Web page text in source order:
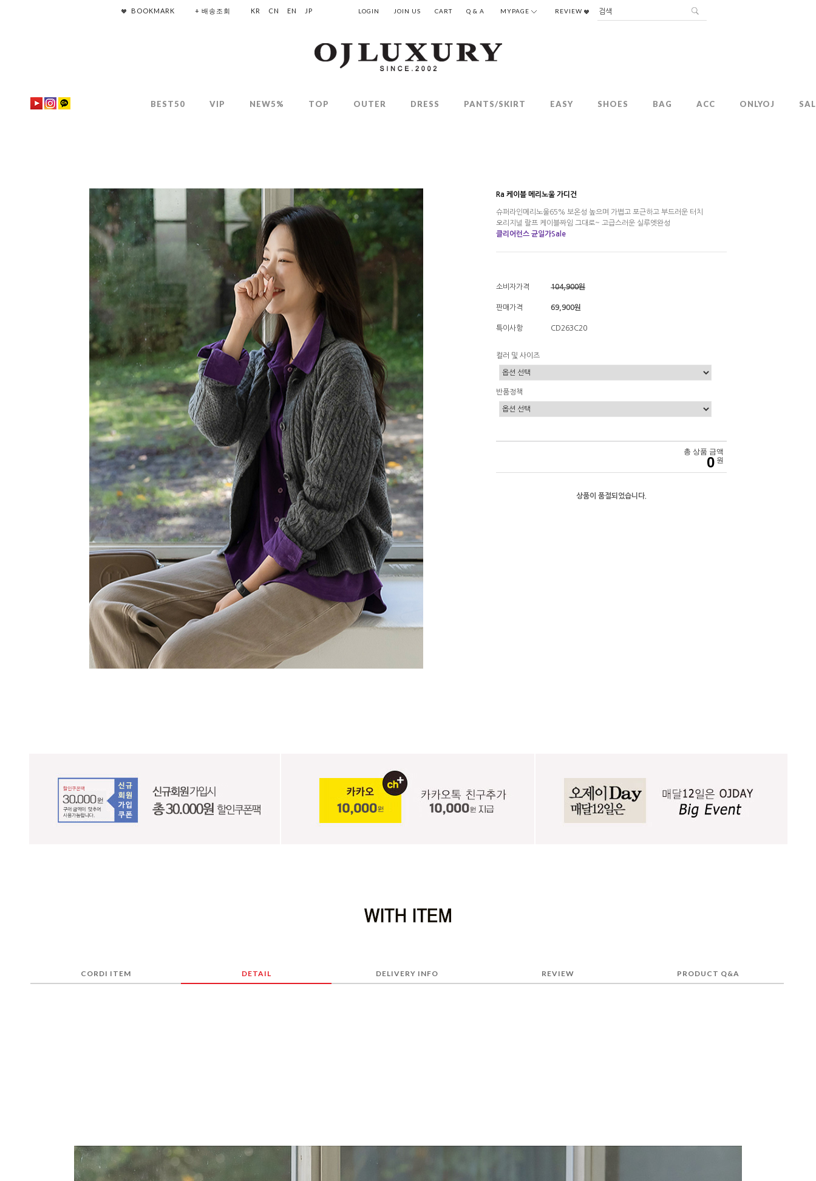
BOOKMARK + 배송조회 KR CN EN JP LOGIN JOIN US CART Q & A MYPAGE REVIEW
BEST50 VIP NEW5% TOP OUTER DRESS PANTS/SKIRT EASY SHOES BAG ACC ONLYOJ
Ra 케이블 메리노울 가디건
슈퍼라인메리노울65% 보온성 높으며 가볍고 포근하고 부드러운 터치
오리지널 랄프 케이블짜임 그대로~ 고급스러운 실루엣완성
클리어런스 균일가Sale
소비자가격 104,900원
판매가격 69,900원
특이사항 CD263C20
컬러 및 사이즈
반품정책
총 상품 금액
0 원
상품이 품절되었습니다.
CORDI ITEM DETAIL DELIVERY INFO REVIEW PRODUCT Q&A